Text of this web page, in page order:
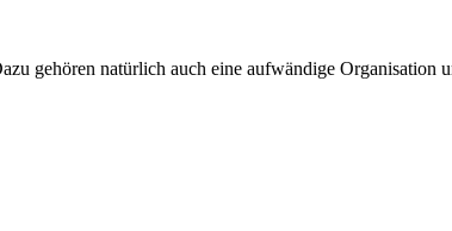
gehö­ren natür­lich auch eine auf­wän­di­ge